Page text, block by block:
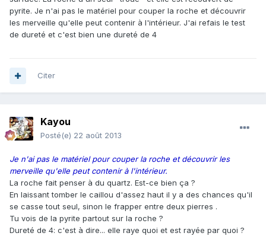
pyrite. Je n'ai pas le matériel pour couper la roche et découvrir
les merveille qu'elle peut contenir à l'intérieur. J'ai refais le test
de dureté et c'est bien une dureté de 4
Citer
Kayou
Posté(e) 22 août 2013
Je n'ai pas le matériel pour couper la roche et découvrir les
merveille qu'elle peut contenir à l'intérieur.
La roche fait penser à du quartz. Est-ce bien ça ?
En laissant tomber le caillou d'assez haut il y a des chances qu'il
se casse tout seul, sinon le frapper entre deux pierres .
Tu vois de la pyrite partout sur la roche ?
Dureté de 4: c'est à dire... elle raye quoi et est rayée par quoi ?